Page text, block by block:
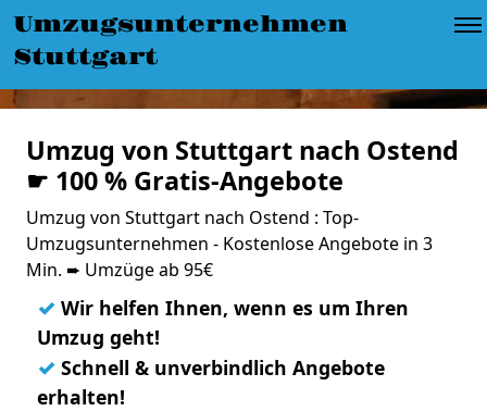
Umzugsunternehmen
Stuttgart
Umzug von Stuttgart nach Ostend
☛ 100 % Gratis-Angebote
Umzug von Stuttgart nach Ostend : Top-
Umzugsunternehmen - Kostenlose Angebote in 3
Min. ➨ Umzüge ab 95€
✓ Wir helfen Ihnen, wenn es um Ihren
Umzug geht!
✓ Schnell & unverbindlich Angebote
erhalten!